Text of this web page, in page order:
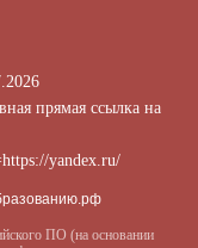
прямая ссылка на
yandex.ru/
ПО (на основании